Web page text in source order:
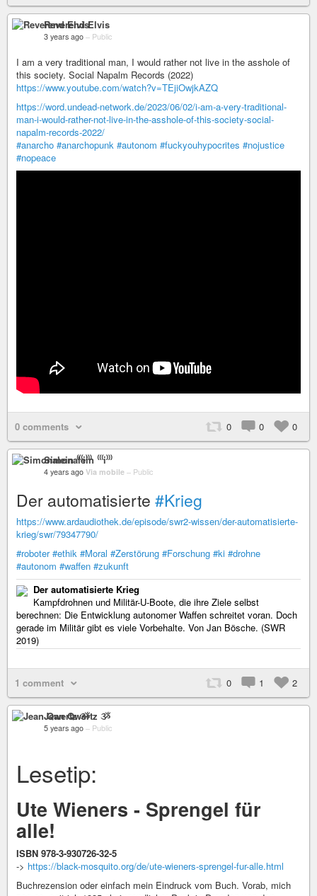
Reverend Elvis
3 years ago – Public
I am a very traditional man, I would rather not live in the asshole of
this society. Social Napalm Records (2022)
https://www.youtube.com/watch?v=TEjiOwjkAZQ
https://word.undead-network.de/2023/06/02/i-am-a-very-traditional-
man-i-would-rather-not-live-in-the-asshole-of-this-society-social-
napalm-records-2022/
#anarcho #anarchopunk #autonom #fuckyouhypocrites #nojustice
#nopeace
0 comments 0 0 0
Simonalein ⁽⁽⁽i⁾⁾⁾
4 years ago Via mobile – Public
Der automatisierte #Krieg
https://www.ardaudiothek.de/episode/swr2-wissen/der-automatisierte-
krieg/swr/79347790/
#roboter #ethik #Moral #Zerstörung #Forschung #ki #drohne
#autonom #waffen #zukunft
Der automatisierte Krieg
Kampfdrohnen und Militär-U-Boote, die ihre Ziele selbst
berechnen: Die Entwicklung autonomer Waffen schreitet voran. Doch
gerade im Militär gibt es viele Vorbehalte. Von Jan Bösche. (SWR
2019)
1 comment 0 1 2
Jean Qwertz ૐ
5 years ago – Public
Lesetip:
Ute Wieners - Sprengel für
alle!
ISBN 978-3-930726-32-5
-> https://black-mosquito.org/de/ute-wieners-sprengel-fur-alle.html
Buchrezension oder einfach mein Eindruck vom Buch. Vorab, mich